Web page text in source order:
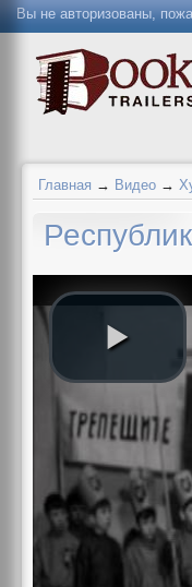
Вы не авторизованы,
Главная → Видео →